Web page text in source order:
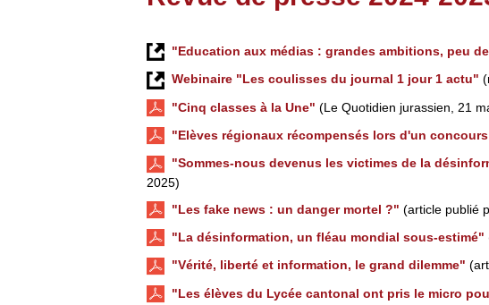
"Education aux médias : grandes ambitions, peu
Webinaire "Les coulisses du journal 1 jour 1 actu"
"Cinq classes à la Une" (Le Quotidien jurassien, 21
"Elèves régionaux récompensés lors d'un
"Sommes-nous devenus les victimes de la
2025)
"Les fake news : un danger mortel ?" (article publié
"La désinformation, un fléau mondial sous-estimé"
"Vérité, liberté et information, le grand dilemme"
"Les élèves du Lycée cantonal ont pris le micro